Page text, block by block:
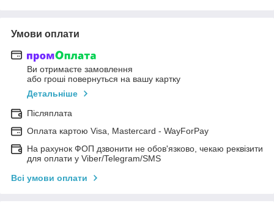
Умови оплати
Ви отримаєте замовлення
або гроші повернуться на вашу картку
Детальніше
Післяплата
Оплата картою Visa, Mastercard - WayForPay
На рахунок ФОП дзвонити не обов'язково, чекаю реквізити
для оплати у Viber/Telegram/SMS
Всі умови оплати